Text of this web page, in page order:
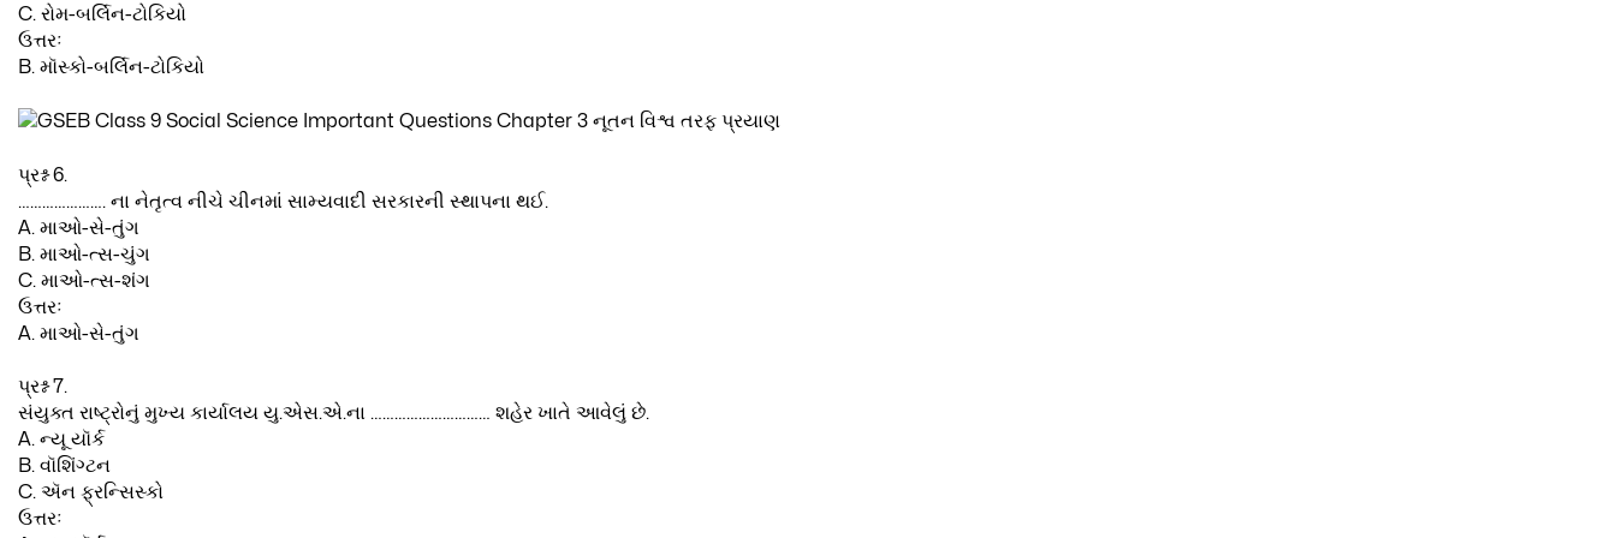
C. રોમ-બર્લિન-ટોકિયો
ઉત્તરઃ
B. મૉસ્કો-બર્લિન-ટોકિયો
પ્રશ્ન 6.
…………………. ના નેતૃત્વ નીચે ચીનમાં સામ્યવાદી સરકારની સ્થાપના થઈ.
A. માઓ-સે-તુંગ
B. માઓ-ત્સ-ચુંગ
C. માઓ-ત્સ-શંગ
ઉત્તરઃ
A. માઓ-સે-તુંગ
પ્રશ્ન 7.
સંયુક્ત રાષ્ટ્રોનું મુખ્ય કાર્યાલય યુ.એસ.એ.ના ………………………… શહેર ખાતે આવેલું છે.
A. ન્યૂ યૉર્ક
B. વૉશિંગ્ટન
C. ઍન ફ્રન્સિસ્કો
ઉત્તરઃ